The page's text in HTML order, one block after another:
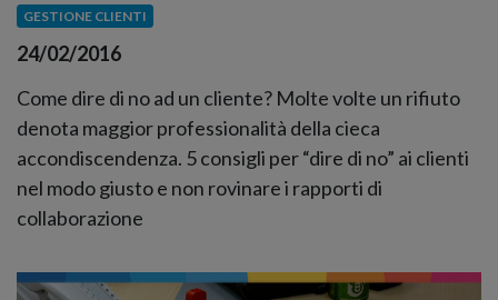
GESTIONE CLIENTI
24/02/2016
Come dire di no ad un cliente? Molte volte un rifiuto
denota maggior professionalità della cieca
accondiscendenza. 5 consigli per “dire di no” ai clienti
nel modo giusto e non rovinare i rapporti di
collaborazione